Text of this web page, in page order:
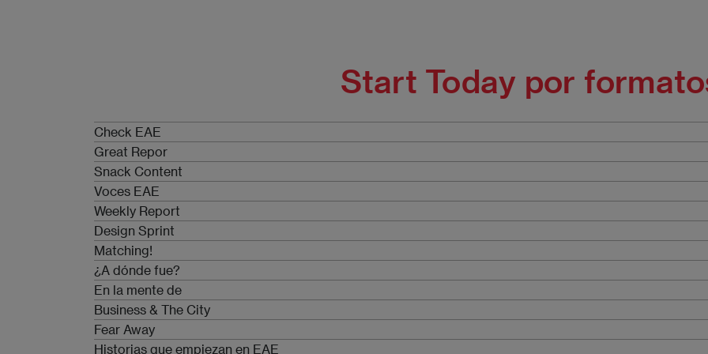
Start Today por
Check EAE
Great Repor
Snack Content
Voces EAE
Weekly Report
Design Sprint
Matching!
¿A dónde fue?
En la mente de
Business & The City
Fear Away
Historias que empiezan en EAE